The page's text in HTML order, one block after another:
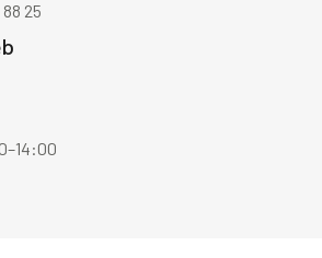
25